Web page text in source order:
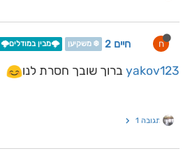
ח חיים 2 ❄️ משקיען 🌩️מבין במודלים🌩️
yakov123 ברוך שובך חסרת לנו
תגובה 1